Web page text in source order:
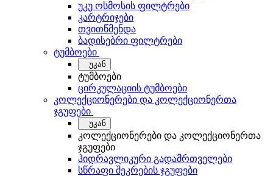
უკუ ოსმოსის ფილტრები
კარტრიჯები
თვითწმენდა
ბადისებრი ფილტრები
ტუმბოები
უკან
ტუმბოები
ცირკულაციის ტუმბოები
კოლექციონერები და კოლექციონერთა
ჯგუფები
უკან
კოლექციონერები და კოლექციონერთა
ჯგუფები
ჰიდრავლიკური გადამრთველები
სწრაფი შეკრების ჯგუფები